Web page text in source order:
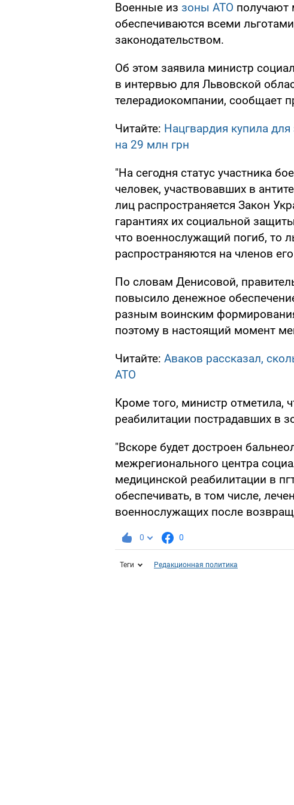
Военные из зоны АТО получают
обеспечиваются всеми
законодательством.
Об этом заявила министр
в интервью для Львовской
телерадиокомпании, сообщает
Читайте: Нацгвардия купила
на 29 млн грн
"На сегодня статус участника
человек, участвовавших в
лиц распространяется Закон
гарантиях их социальной
что военнослужащий погиб, то
распространяются на членов
По словам Денисовой,
повысило денежное
разным воинским
поэтому в настоящий момент
Читайте: Аваков рассказал,
АТО
Кроме того, министр отметила,
реабилитации пострадавших в
"Вскоре будет достроен
межрегионального центра
медицинской реабилитации в
обеспечивать, в том числе,
военнослужащих после
0 0
Теги Редакционная политика